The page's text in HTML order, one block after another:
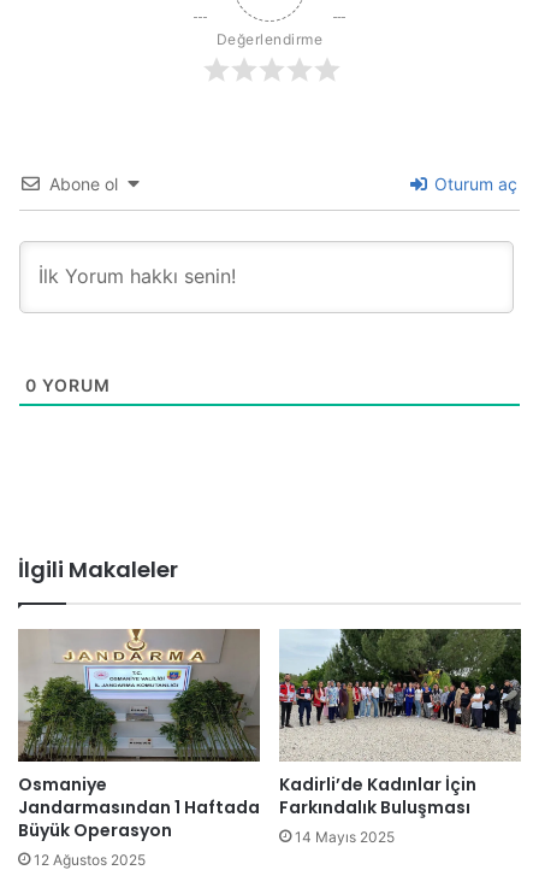
Değerlendirme
Abone ol Oturum aç
0 YORUM
İlgili Makaleler
Osmaniye
Jandarmasından 1 Haftada
Büyük Operasyon
12 Ağustos 2025
Kadirli’de Kadınlar İçin
Farkındalık Buluşması
14 Mayıs 2025